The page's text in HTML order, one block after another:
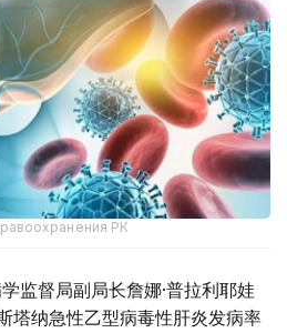
РК
监督局副局长詹娜·普拉利耶娃
塔纳急性乙型病毒性肝炎发病率